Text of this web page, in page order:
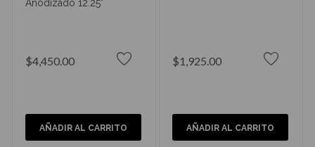
Anodizado 12.25"
$4,450.00
AÑADIR AL CARRITO
$1,925.00
AÑADIR AL CARRITO